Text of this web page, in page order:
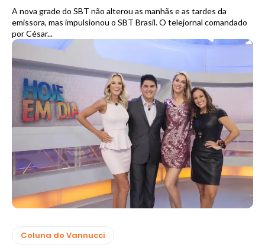
A nova grade do SBT não alterou as manhãs e as tardes da
emissora, mas impulsionou o SBT Brasil. O telejornal comandado
por César...
Coluna do Vannucci